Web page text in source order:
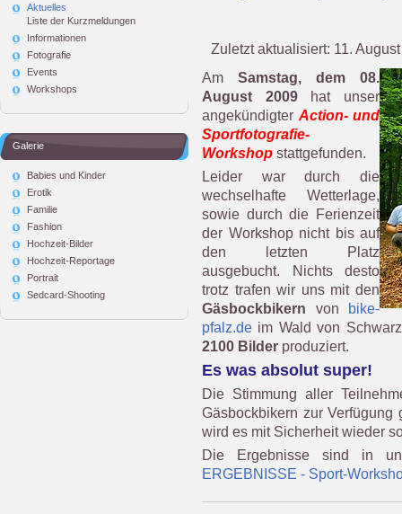
Aktuelles
Liste der Kurzmeldungen
Informationen
Fotografie
Events
Workshops
Galerie
Babies und Kinder
Erotik
Familie
Fashion
Hochzeit-Bilder
Hochzeit-Reportage
Portrait
Sedcard-Shooting
Zuletzt aktualisiert: 11.
Am Samstag, dem 08.
August 2009hat unser
angekündigter Action- und
Sportfotografie-
Workshop stattgefunden.
Leider war durch die
wechselhafte Wetterlage,
sowie durch die Ferienzeit
der Workshop nicht bis auf
den letzten Platz
ausgebucht. Nichts desto
trotz trafen wir uns mit den
Gäsbockbikern von bike-
pfalz.de im Wald von
2100 Bilder produziert.
Es was absolut super!
Die Stimmung aller
Gäsbockbikern zur
wird es mit Sicherheit wieder
Die Ergebnisse sind in
ERGEBNISSE - Sport-